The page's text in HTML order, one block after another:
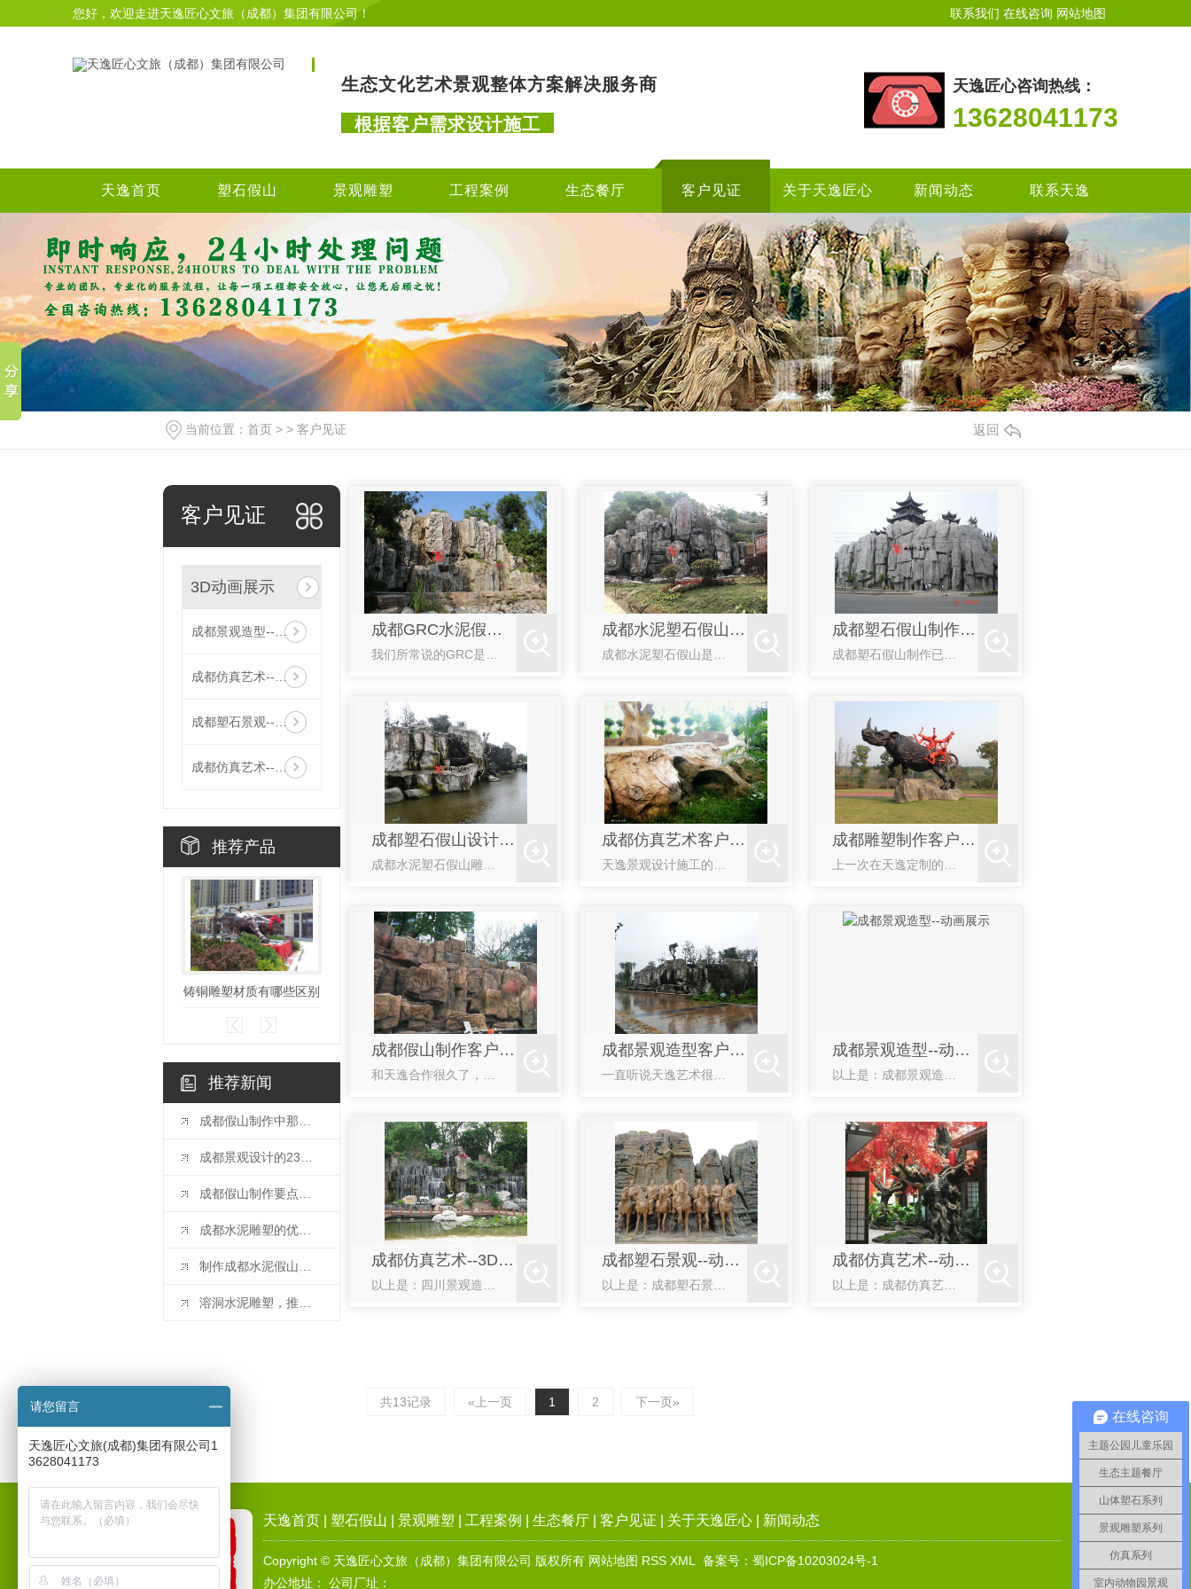
您好，欢迎走进天逸匠心文旅（成都）集团有限公司！ 网站地图
在线咨询
联系我们
生态文化艺术景观整体方案解决服务商
根据客户需求设计施工
天逸匠心咨询热线：
13628041173
天逸首页 塑石假山 景观雕塑 工程案例 生态餐厅 客户见证 关于天逸匠心 新闻动态 联系天逸
当前位置： 首页 > > 客户见证 返回
客户见证
3D动画展示
成都景观造型--动画展示
成都仿真艺术--3D动画展示
成都塑石景观--动画展示
成都仿真艺术--动画展示
推荐产品
铸铜雕塑材质有哪些区别 不一样的水泥雕塑 水泥雕塑设计 景观雕塑案例赏析
推荐新闻
成都假山制作中那些你不知道的事儿
成都景观设计的23个小技巧
成都假山制作要点及注意事项
成都水泥雕塑的优点有哪些
制作成都水泥假山的技巧有哪些
溶洞水泥雕塑，推陈出新!
成都GRC水泥假山制作案例
我们所常说的GRC是指玻璃纤维强化水泥，是一种复合型水泥。成都GRC水泥假山制作过程包括模具生产、假山生产、GRC假山骨架焊接、GRC安装和接缝处理等几个主要步骤。 【名称】 成都GRC水泥假山【材质
成都水泥塑石假山制作价格案例
成都水泥塑石假山是由水泥和混凝土混合而成的人造塑石假山，其外观不如天然假山自然。但是由于所用的材料原因，可以更大规模的设计制作假山并且不受地理环境和自然天气的限制。 成都水泥塑石假山制作中塑石石材是水
成都塑石假山制作案例
成都塑石假山制作已经成为一个自然园林景观的特征。充分利用塑石假山中大型建筑的特点对景观空间格局进行切割和划分，将空间格局分割为各种不一样大小和形状的空间形态。通过塑石假山的分离、夹持、围合和聚集，可以
成都塑石假山设计制作案例
成都水泥塑石假山雕塑工艺技术是现如今一种新型环保的塑石假山造景的方式，具有可塑造性大、造型变化丰富、制作方法简单、便捷等特点,其艺术表现力更强,能更好的营造自然环境氛围,统筹协调周围空间环境，弥补了传
成都仿真艺术客户见证
天逸景观设计施工的仿真树非常的逼真，有时候让不少观赏的人都看走了眼，而且天逸团队施工方面技术过硬，也很认真。在这里诚挚的推荐选择和天逸景观合作。
成都雕塑制作客户见证
上一次在天逸定制的雕塑十分出色，不仅造型别致典雅，做工也很精细，如此大的雕塑几乎没有瑕疵。关键的是雕塑风格设计，与我们预想的风格非常符合，十分富有视觉美感。非常感谢天逸艺术品为我们制作出如此精良的作品
成都假山制作客户见证
和天逸合作很久了，天逸有专业的设计团队，制作能力和施工能力在行业中都得到大家的一致认可，工期也完全符合我们的进度，感谢天逸的团队！
成都景观造型客户见证
一直听说天逸艺术很专业，这次合作确实没让我们失望，设计的工程雕塑符合我们的要求，我们很满意，合作过程也非常的愉快，天逸的服务很不错，希望下次继续合作！
成都景观造型--动画展示
以上是：成都景观造型--动画展示
成都仿真艺术--3D动画展示
以上是：四川景观造型--动画展示
成都塑石景观--动画展示
以上是：成都塑石景观--动画展示
成都仿真艺术--动画展示
以上是：成都仿真艺术--动画展示
共13记录 «上一页 1 2 下一页»
天逸首页 塑石假山 景观雕塑 工程案例 生态餐厅 客户见证 关于天逸匠心 新闻动态
Copyright © 天逸匠心文旅（成都）集团有限公司 版权所有 网站地图 RSS XML 备案号： 蜀ICP备10203024号-1
办公地址： 公司厂址：
在线咨询
主题公园儿童乐园
生态主题餐厅
山体塑石系列
景观雕塑系列
仿真系列
室内动物园景观
请您留言
天逸匠心文旅(成都)集团有限公司1
3628041173